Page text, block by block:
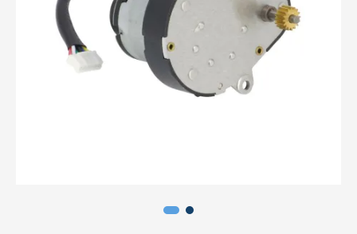
Accessoires pour montures
Têtes
Pièces détachées